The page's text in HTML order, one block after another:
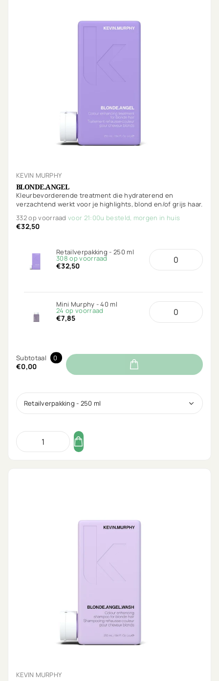
KEVIN MURPHY
BLONDE.ANGEL
Kleurbevorderende treatment die hydraterend en
verzachtend werkt voor je highlights, blond en/of grijs haar.
332 op voorraadvoor 21:00u besteld, morgen in huis
€32,50
Retailverpakking - 250 ml
308 op voorraad
€32,50
Mini Murphy - 40 ml
24 op voorraad
€7,85
Subtotaal 0
€0,00
KEVIN MURPHY